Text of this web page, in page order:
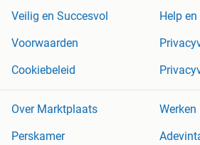
Veilig en Succesvol
Help
Voorwaarden
Cookiebeleid
Over Marktplaats
Werken
Perskamer